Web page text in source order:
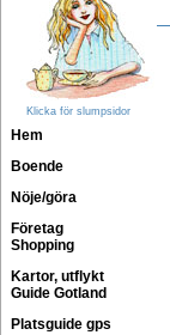
Klicka för slumpsidor
Hem
Boende
Nöje/göra
Företag
Shopping
Kartor, utflykt
Guide Gotland
Platsguide gps